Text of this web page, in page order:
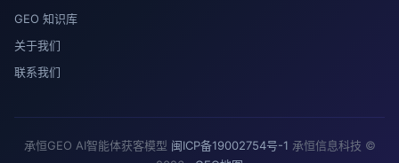
GEO 知识库
关于我们
联系我们
承恒GEO AI智能体获客模型 闽ICP备19002754号-1 承恒信息科技 ©